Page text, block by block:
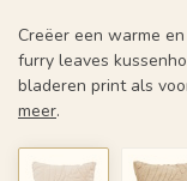
Creëer een warme
furry leaves
bladeren print als
meer.